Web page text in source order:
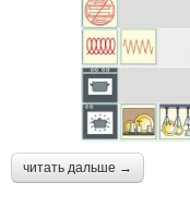
читать дальше →